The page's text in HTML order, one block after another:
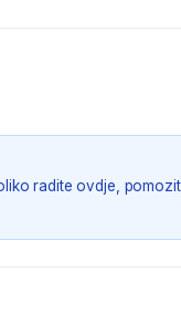
radite ovdje,